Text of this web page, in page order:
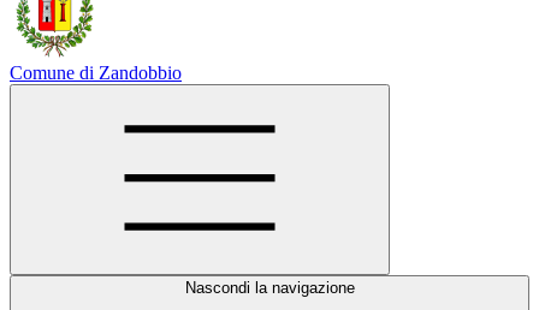
Comune di Zandobbio
Nascondi la navigazione